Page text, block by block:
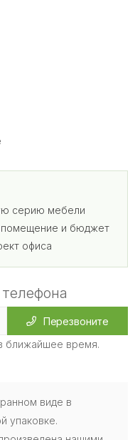
серию мебели
и бюджет
офиса
Перезвоните
ближайшее время.
виде в
упаковке.